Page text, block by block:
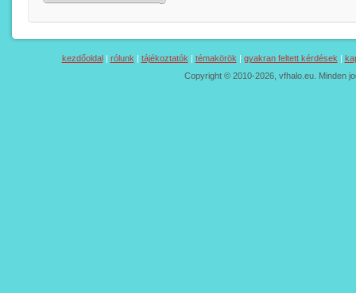
kezdőoldal| rólunk | tájékoztatók | témakörök | gyakran feltett kérdések |
Copyright © 2010-2026, vfhalo.eu. Minden